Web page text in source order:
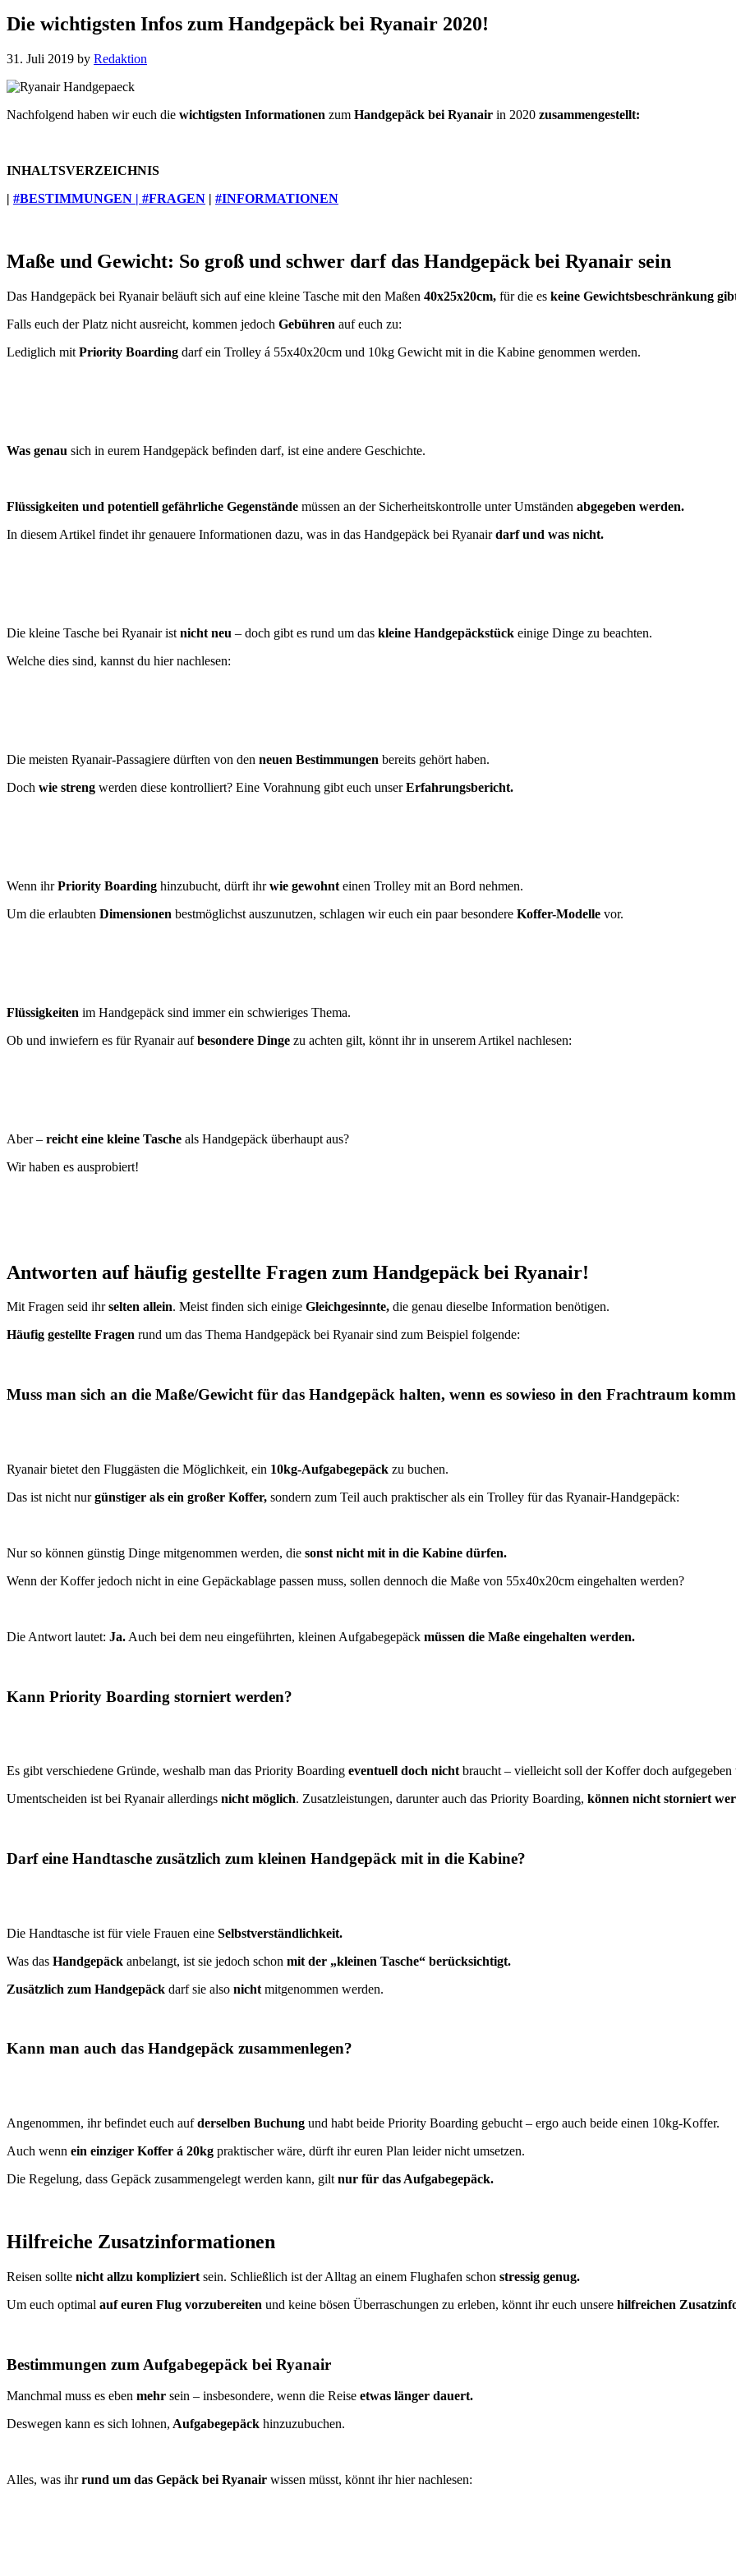
Die wichtigsten Infos zum Handgepäck bei Ryanair 2020!
31. Juli 2019 by Redaktion
Nachfolgend haben wir euch die wichtigsten Informationen zum Handgepäck bei Ryanair in 2020 zusammengestellt:
INHALTSVERZEICHNIS
| #BESTIMMUNGEN | #FRAGEN | #INFORMATIONEN
Maße und Gewicht: So groß und schwer darf das Handgepäck bei Ryanair sein
Das Handgepäck bei Ryanair beläuft sich auf eine kleine Tasche mit den Maßen 40x25x20cm, für die es keine Gewichtsbeschränkung
Falls euch der Platz nicht ausreicht, kommen jedoch Gebühren auf euch zu:
Lediglich mit Priority Boarding darf ein Trolley á 55x40x20cm und 10kg Gewicht mit in die Kabine genommen werden.
Was genau sich in eurem Handgepäck befinden darf, ist eine andere Geschichte.
Flüssigkeiten und potentiell gefährliche Gegenstände müssen an der Sicherheitskontrolle unter Umständen abgegeben werden.
In diesem Artikel findet ihr genauere Informationen dazu, was in das Handgepäck bei Ryanairdarf und was nicht.
Die kleine Tasche bei Ryanair ist nicht neu – doch gibt es rund um das kleine Handgepäckstück einige Dinge zu beachten.
Welche dies sind, kannst du hier nachlesen:
Die meisten Ryanair-Passagiere dürften von den neuen Bestimmungen bereits gehört haben.
Doch wie streng werden diese kontrolliert? Eine Vorahnung gibt euch unserErfahrungsbericht.
Wenn ihrPriority Boarding hinzubucht, dürft ihrwie gewohnt einen Trolley mit an Bord nehmen.
Um die erlaubten Dimensionen bestmöglichst auszunutzen, schlagen wir euch ein paar besondere Koffer-Modelle vor.
Flüssigkeiten im Handgepäck sind immer ein schwieriges Thema.
Ob und inwiefern es für Ryanair aufbesondere Dinge zu achten gilt, könnt ihr in unserem Artikel nachlesen:
Aber – reicht eine kleine Tasche als Handgepäck überhaupt aus?
Wir haben es ausprobiert!
Antworten auf häufig gestellte Fragen zum Handgepäck bei Ryanair!
Mit Fragen seid ihrselten allein. Meist finden sich einige Gleichgesinnte, die genau dieselbe Information benötigen.
Häufig gestellte Fragen rund um das Thema Handgepäck bei Ryanair sind zum Beispiel folgende:
Muss man sich an die Maße/Gewicht für das Handgepäck halten, wenn es sowieso in den Frachtraum
Ryanair bietet den Fluggästen die Möglichkeit, ein 10kg-Aufgabegepäck zu buchen.
Das ist nicht nurgünstiger als ein großer Koffer, sondern zum Teil auch praktischer als ein Trolley für das Ryanair-Handgepäck:
Nur so können günstig Dinge mitgenommen werden, die sonst nicht mit in die Kabine dürfen.
Wenn der Koffer jedoch nicht in eine Gepäckablage passen muss, sollen dennoch die Maße von 55x40x20cm eingehalten werden?
Die Antwort lautet: Ja. Auch bei dem neu eingeführten, kleinen Aufgabegepäck müssen die Maße eingehalten werden.
Kann Priority Boarding storniert werden?
Es gibt verschiedene Gründe, weshalb man das Priority Boarding eventuell doch nicht braucht – vielleicht soll der Koffer doch
Umentscheiden ist bei Ryanair allerdings nicht möglich. Zusatzleistungen, darunter auch das Priority Boarding, können nicht storniert
Darf eine Handtasche zusätzlich zum kleinen Handgepäck mit in die Kabine?
Die Handtasche ist für viele Frauen eine Selbstverständlichkeit.
Was das Handgepäck anbelangt, ist sie jedoch schon mit der „kleinen Tasche“ berücksichtigt.
Zusätzlich zum Handgepäck darf sie also nicht mitgenommen werden.
Kann man auch das Handgepäck zusammenlegen?
Angenommen, ihr befindet euch aufderselben Buchung und habt beide Priority Boarding gebucht – ergo auch beide einen 10kg-Koffer.
Auch wenn ein einziger Koffer á 20kg praktischer wäre, dürft ihr euren Plan leider nicht umsetzen.
Die Regelung, dass Gepäck zusammengelegt werden kann, gilt nur für das Aufgabegepäck.
Hilfreiche Zusatzinformationen
Reisen sollte nicht allzu kompliziert sein. Schließlich ist der Alltag an einem Flughafen schon stressig genug.
Um euch optimal auf euren Flug vorzubereiten und keine bösen Überraschungen zu erleben, könnt ihr euch unsere hilfreichen
Bestimmungen zum Aufgabegepäck bei Ryanair
Manchmal muss es eben mehr sein – insbesondere, wenn die Reise etwas länger dauert.
Deswegen kann es sich lohnen, Aufgabegepäck hinzuzubuchen.
Alles, was ihrrund um das Gepäck bei Ryanair wissen müsst, könnt ihr hier nachlesen: